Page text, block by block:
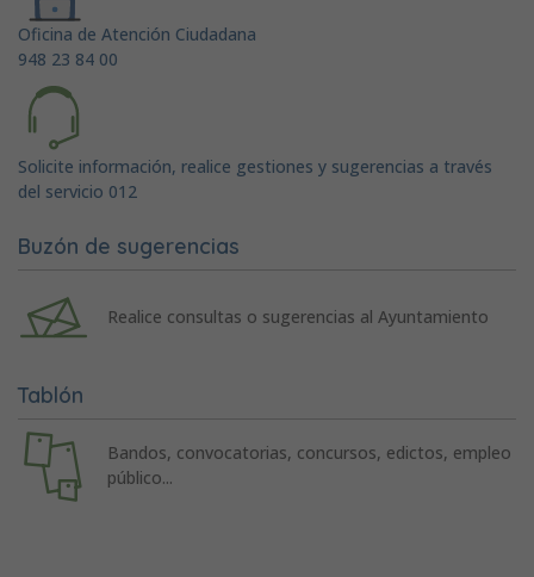
Oficina de Atención Ciudadana
948 23 84 00
Solicite información, realice gestiones y sugerencias a través
del servicio 012
Buzón de sugerencias
Realice consultas o sugerencias al Ayuntamiento
Tablón
Bandos, convocatorias, concursos, edictos, empleo
público...